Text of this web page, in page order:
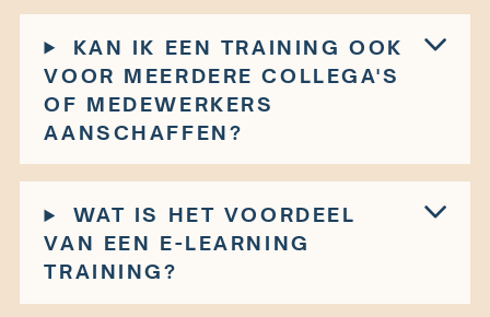
KAN IK EEN TRAINING OOK
VOOR MEERDERE COLLEGA'S
OF MEDEWERKERS
AANSCHAFFEN?
WAT IS HET VOORDEEL
VAN EEN E-LEARNING
TRAINING?